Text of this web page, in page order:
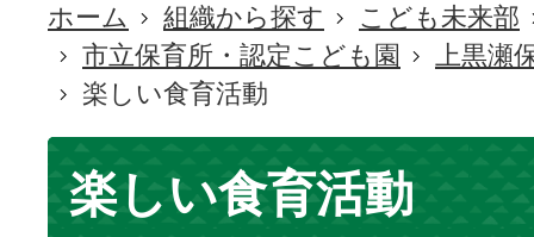
現
在
の
位
置
ホーム 組織から探す
こども未来部
市立保育所・認定こども園
上黒瀬
楽しい食育活動
楽しい食育活動